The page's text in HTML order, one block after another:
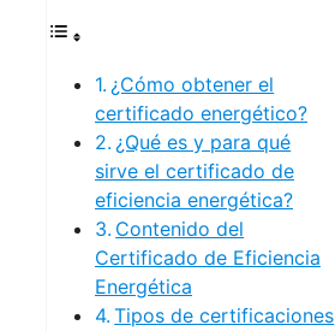
¿Cómo obtener el
certificado energético?
¿Qué es y para qué
sirve el certificado de
eficiencia energética?
Contenido del
Certificado de Eficiencia
Energética
Tipos de certificaciones